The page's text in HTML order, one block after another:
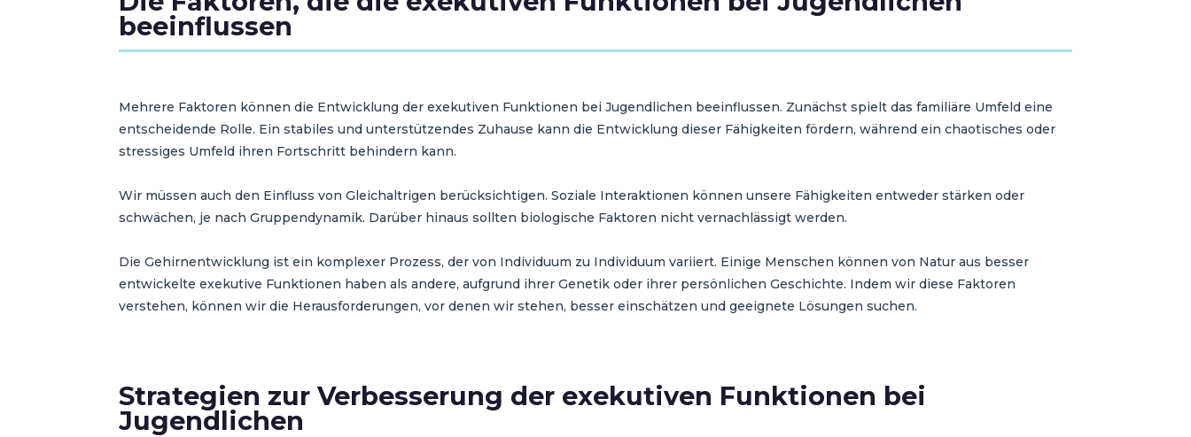
beeinflussen
Mehrere Faktoren können die Entwicklung der exekutiven Funktionen bei Jugendlichen beeinflussen. Zunächst spielt das familiäre Umfeld eine
entscheidende Rolle. Ein stabiles und unterstützendes Zuhause kann die Entwicklung dieser Fähigkeiten fördern, während ein chaotisches oder
stressiges Umfeld ihren Fortschritt behindern kann.
Wir müssen auch den Einfluss von Gleichaltrigen berücksichtigen. Soziale Interaktionen können unsere Fähigkeiten entweder stärken oder
schwächen, je nach Gruppendynamik. Darüber hinaus sollten biologische Faktoren nicht vernachlässigt werden.
Die Gehirnentwicklung ist ein komplexer Prozess, der von Individuum zu Individuum variiert. Einige Menschen können von Natur aus besser
entwickelte exekutive Funktionen haben als andere, aufgrund ihrer Genetik oder ihrer persönlichen Geschichte. Indem wir diese Faktoren
verstehen, können wir die Herausforderungen, vor denen wir stehen, besser einschätzen und geeignete Lösungen suchen.
Strategien zur Verbesserung der exekutiven Funktionen bei
Jugendlichen